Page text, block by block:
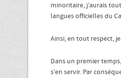
minoritaire, j’aurais
langues officielles du
Ainsi, en tout respect,
Dans un premier
s’en servir. Par